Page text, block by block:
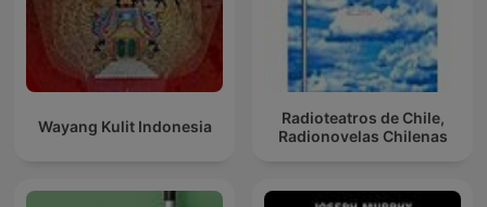
Wayang Kulit Indonesia
Radioteatros de Chile,
Radionovelas Chilenas